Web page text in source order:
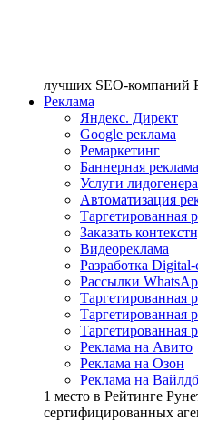
лучших SEO-компаний
Реклама
Яндекс. Директ
Google реклама
Ремаркетинг
Баннерная реклама
Услуги
Автоматизация
Таргетированная
Заказать
Видеореклама
Разработка Digital-
Рассылки
Таргетированная
Таргетированная
Таргетированная
Реклама на Авито
Реклама на Озон
Реклама на
1 место в Рейтинге
сертифицированных